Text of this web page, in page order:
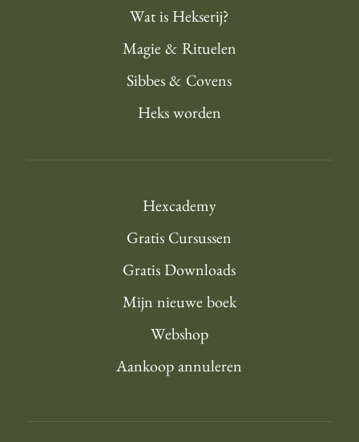
Wat is Hekserij?
Magie & Rituelen
Sibbes & Covens
Heks worden
Hexcademy
Gratis Cursussen
Gratis Downloads
Mijn nieuwe boek
Webshop
Aankoop annuleren